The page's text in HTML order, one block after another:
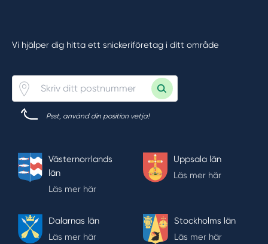
Vi hjälper dig hitta ett snickeriföretag i ditt område
Psst, använd din position vetja!
Västernorrlands
län
Läs mer här
Uppsala län
Läs mer här
Dalarnas län
Läs mer här
Stockholms län
Läs mer här